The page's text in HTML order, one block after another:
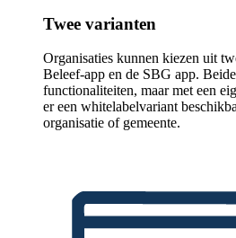
Twee varianten
Organisaties kunnen kiezen uit
Beleef-app en de SBG app.
functionaliteiten, maar met een
er een whitelabelvariant
organisatie of gemeente.